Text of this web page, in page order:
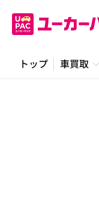
トップ 車買取